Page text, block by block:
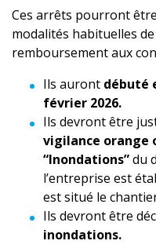
Ces arrêts pourront
modalités habituelles
remboursement aux
Ils auront débuté
février 2026.
Ils devront être
vigilance orange
“Inondations”du
l’entreprise est
est situé le
Ils devront être
inondations.